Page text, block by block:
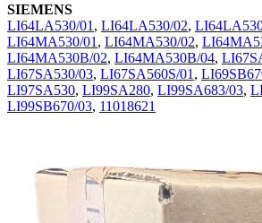
SIEMENS
LI64LA530/01 , LI64LA530/02,
LI64MA530/01 , LI64MA530/02,
LI64MA530B/02, LI64MA530B/04,
LI67SA530/03, LI67SA560S/01 ,
LI97SA530, LI99SA280, LI99SA683/03,
LI99SB670/03, 11018621